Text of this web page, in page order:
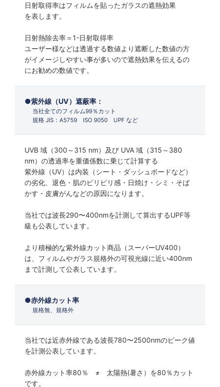
日射取得率はフィルムを貼ったガラスの遮熱効果
を表します。
日射熱除去率＝1-日射取得率
ユーザー様などは透過する数値より遮断した数値の方
がイメージしやすい事が多いので遮熱効果を伝えるの
にお勧めの数値です。
紫外線（UV）遮蔽率：
当社全てのフィルム99％カット
規格 JIS：A5759 ISO 9050 UPF など
UVB 域（300～315 nm）及び UVA 域（315～380
nm）の透過率を重価係数に乗じて計算する
紫外線（UV）は内装（シート・ダッシュボードなど）
の劣化、退色・肌のピリピリ感・日焼け・シミ・そば
かす・皮膚がんなどの原因になります。
当社では波長290〜400nmを計測して算出するUPF等
級も公表しています。
より積極的な紫外線カット商品（スーパーUV400）
は、フィルムやガラス規格外の可視光線に近い400nm
まで計測して公表しています。
赤外線カット率
規格無、規格外
当社では近赤外線である波長780〜2500nmのピーク値
を計測公表しています。
赤外線カット率80％ ≠ 太陽熱(暑さ）を80％カット
です。